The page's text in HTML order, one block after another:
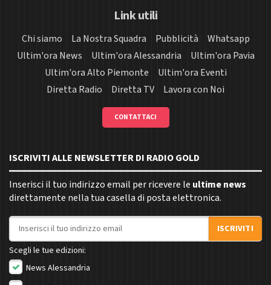
Link utili
Chi siamo La Nostra Squadra Pubblicità
Whatsapp
Ultim'ora News
Ultim'ora Alessandria
Ultim'ora Pavia
Ultim'ora Alto Piemonte
Ultim'ora Eventi
Diretta Radio
Diretta TV Lavora con Noi
CONTATTACI
ISCRIVITI ALLE NEWSLETTER DI RADIO GOLD
Inserisci il tuo indirizzo email per ricevere le ultime news
direttamente nella tua casella di posta elettronica.
Indirizzo email
ISCRIVITI
Scegli le tue edizioni:
News Alessandria